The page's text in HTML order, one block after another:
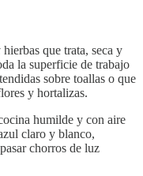
que trata, seca y
la superficie de trabajo
sobre toallas o que
y hortalizas.
humilde y con aire
claro y blanco,
chorros de luz